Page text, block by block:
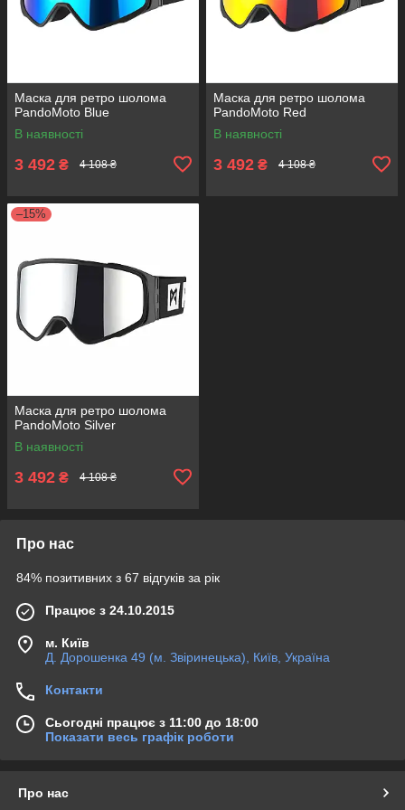
Маска для ретро шолома
PandoMoto Blue
В наявності
3 492 ₴ 4 108 ₴
Маска для ретро шолома
PandoMoto Red
В наявності
3 492 ₴ 4 108 ₴
–15%
Маска для ретро шолома
PandoMoto Silver
В наявності
3 492 ₴ 4 108 ₴
Про нас
84% позитивних з 67 відгуків за рік
Працює з 24.10.2015
м. Київ
Д. Дорошенка 49 (м. Звіринецька), Київ, Україна
Контакти
Сьогодні працює з 11:00 до 18:00
Показати весь графік роботи
Про нас